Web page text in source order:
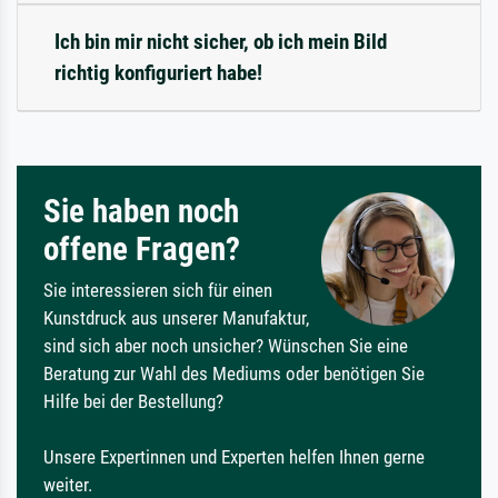
Ich bin mir nicht sicher, ob ich mein Bild
richtig konfiguriert habe!
Sie haben noch
offene Fragen?
Sie interessieren sich für einen
Kunstdruck aus unserer Manufaktur,
sind sich aber noch unsicher? Wünschen Sie eine
Beratung zur Wahl des Mediums oder benötigen Sie
Hilfe bei der Bestellung?
Unsere Expertinnen und Experten helfen Ihnen gerne
weiter.